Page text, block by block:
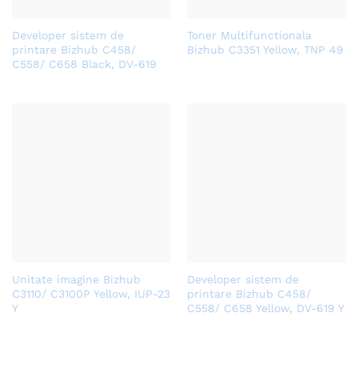
Developer sistem de
printare Bizhub C458/
C558/ C658 Black, DV-619
Toner Multifunctionala
Bizhub C3351 Yellow, TNP 49
Unitate imagine Bizhub
C3110/ C3100P Yellow, IUP-23
Y
Developer sistem de
printare Bizhub C458/
C558/ C658 Yellow, DV-619 Y